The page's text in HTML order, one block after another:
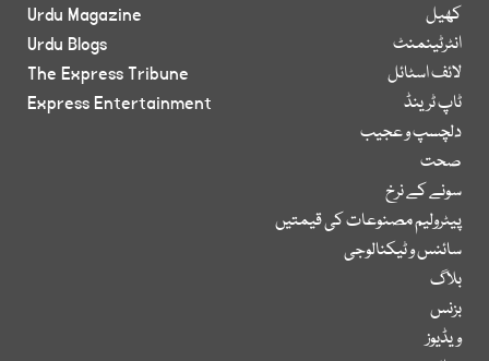
کھیل
انٹرٹینمنٹ
لائف اسٹائل
ٹاپ ٹرینڈ
دلچسپ و عجیب
صحت
سونے کے نرخ
پیٹرولیم مصنوعات کی قیمتیں
سائنس و ٹیکنالوجی
بلاگ
بزنس
ویڈیوز
Urdu Magazine
Urdu Blogs
The Express Tribune
Express Entertainment